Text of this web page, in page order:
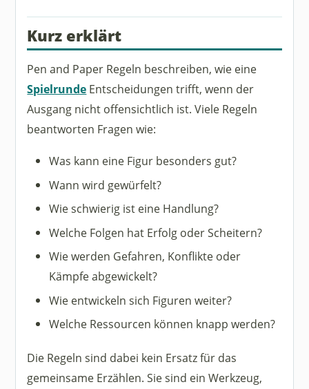
Kurz erklärt
Pen and Paper Regeln beschreiben, wie eine
Spielrunde Entscheidungen trifft, wenn der
Ausgang nicht offensichtlich ist. Viele Regeln
beantworten Fragen wie:
Was kann eine Figur besonders gut?
Wann wird gewürfelt?
Wie schwierig ist eine Handlung?
Welche Folgen hat Erfolg oder Scheitern?
Wie werden Gefahren, Konflikte oder
Kämpfe abgewickelt?
Wie entwickeln sich Figuren weiter?
Welche Ressourcen können knapp werden?
Die Regeln sind dabei kein Ersatz für das
gemeinsame Erzählen. Sie sind ein Werkzeug,